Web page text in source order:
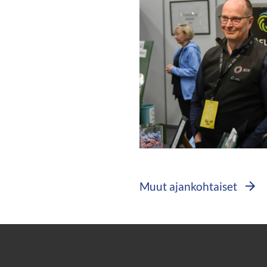
ja
sisustamisen
Kotona-
messut
järjestettiin
Ylivieskan
liikuntakeskuksessa.
ja
Muut ajankohtaiset